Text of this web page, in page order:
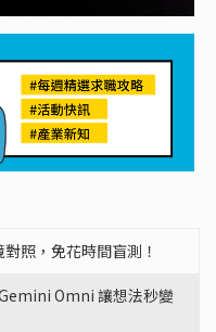
照，免花時間盲測！
Omni 讓想法秒變